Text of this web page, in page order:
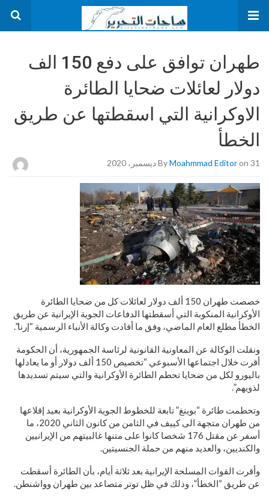
طهران توافق على دفع 150 الف
دولار لعائلات ضحايا الطائرة
الاوكرانية التي اسقطتها عن طريق
الخطأ
ByMoahmmad Editoron 31 ديسمبر، 2020
خصصت طهران 150 ألف دولار لعائلات كل من ضحايا الطائرة
الأوكرانية المنكوبة التي أسقطتها الدفاعات الجوية الإيرانية عن طريق
الخطأ مطلع العام الماضي، وفق ما أفادت وكالة الأنباء الرسمية “إرنا”.
ونقلت الوكالة عن المعاونية القانونية لرئاسة الجمهورية، أن الحكومة
أقرت خلال اجتماعها الأسبوعي “تخصيص 150 ألف دولار أو ما يعادلها
باليورو لكل من ضحايا تحطم الطائرة الأوكرانية والتي سيتم تسديدها
لذويهم”.
وتحطمت طائرة “بوينغ” تابعة للخطوط الجوية الأوكرانية بعيد إقلاعها
من طهران متجهة الى كييف في الثامن من كانون الثاني 2020، ما
أسفر عن مقتل 176 شخصا كانوا على متنها غالبيتهم من الإيرانيين
والكنديين، والعديد منهم من حملة الجنسيتين.
وأقرت القوات المسلحة الإيرانية بعد ثلاثة أيام، بأن الطائرة أسقطت
عن طريق “الخطأ”، وذلك في ظل توتر متصاعد بين طهران وواشنطن.